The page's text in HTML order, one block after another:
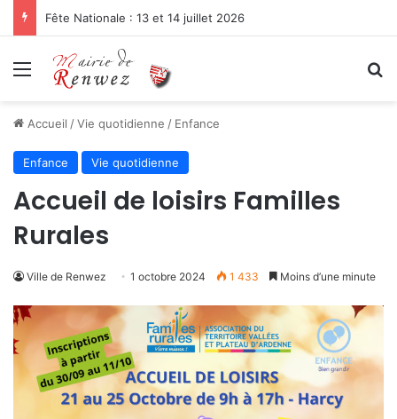
Fête Nationale : 13 et 14 juillet 2026
Menu
Accueil /Vie quotidienne / Enfance
Enfance Vie quotidienne
Accueil de loisirs Familles
Rurales
Ville de Renwez 1 octobre 2024 1 433 Moins d’une minute